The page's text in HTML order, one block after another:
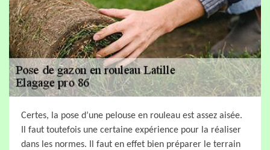
Certes, la pose d’une pelouse en rouleau est assez aisée.
Il faut toutefois une certaine expérience pour la réaliser
dans les normes. Il faut en effet bien préparer le terrain